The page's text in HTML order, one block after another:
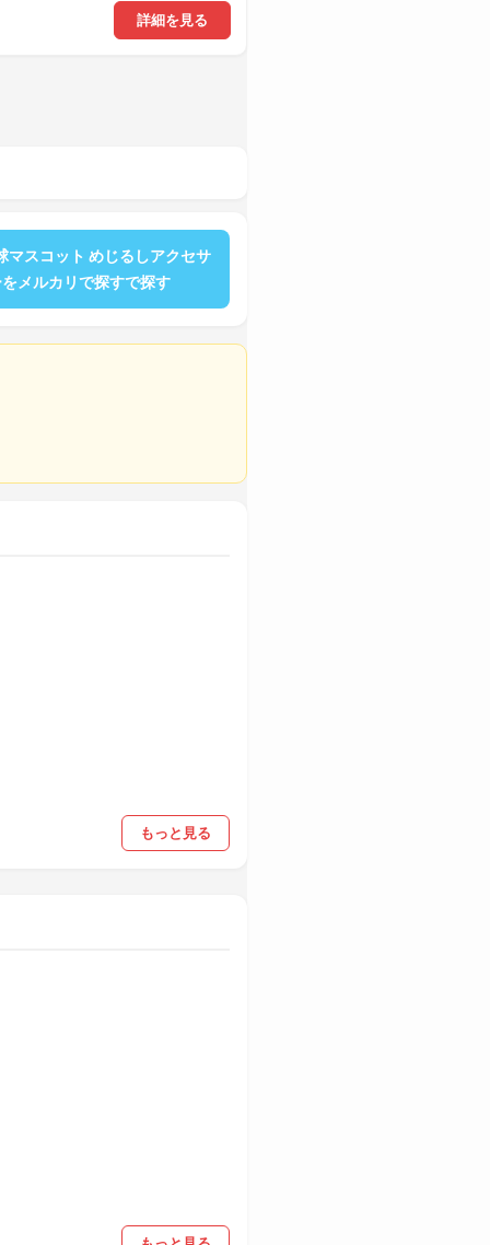
詳細を見る
スコット めじるしアクセサ
メルカリで探すで探す
もっと見る